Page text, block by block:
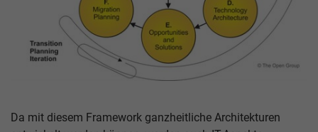
Da mit diesem Framework ganzheitliche Architekturen